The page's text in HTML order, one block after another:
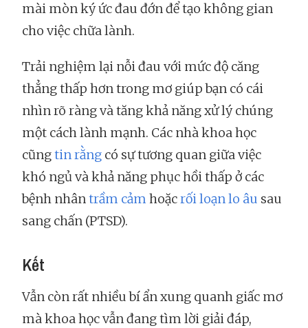
mài mòn ký ức đau đớn để tạo không gian
cho việc chữa lành.
Trải nghiệm lại nỗi đau với mức độ căng
thẳng thấp hơn trong mơ giúp bạn có cái
nhìn rõ ràng và tăng khả năng xử lý chúng
một cách lành mạnh. Các nhà khoa học
cũngtin rằng có sự tương quan giữa việc
khó ngủ và khả năng phục hồi thấp ở các
bệnh nhântrầm cảm hoặcrối loạn lo âu sau
sang chấn (PTSD).
Kết
Vẫn còn rất nhiều bí ẩn xung quanh giấc mơ
mà khoa học vẫn đang tìm lời giải đáp,